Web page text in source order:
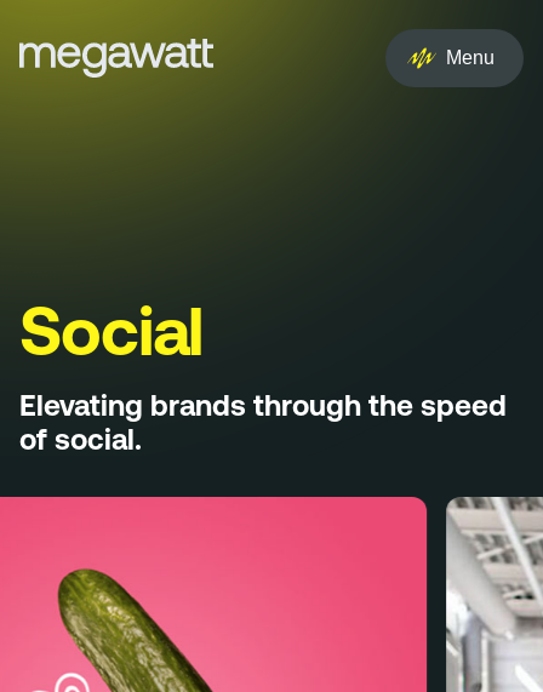
Menu
ENNL
Experience
Brand
PR & Media
Menu
Services
Work
Social
Elevating brands through the speed
of social.